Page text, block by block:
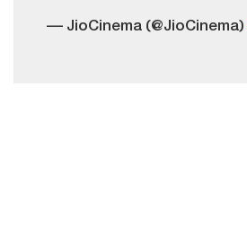
— JioCinema (@JioCinema)